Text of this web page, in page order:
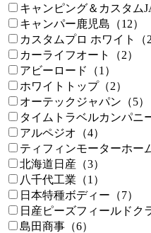
キャンピング＆カスタム
キャンパー鹿児島（12）
カスタムプロ ホワイト（2
カーライフオート（2）
アビーロード（1）
ホワイトトップ（2）
オーテックジャパン（5）
タイムトラベルカンパニ
アルペジオ（4）
ティフィンモーターホー
北海道日産（3）
八千代工業（1）
日本特種ボディー（7）
日産ピーズフィールドク
島田商事（6）